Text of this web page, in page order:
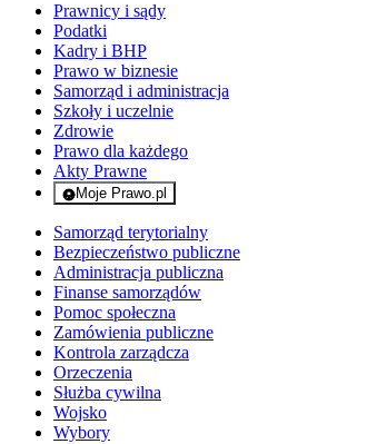
Prawnicy i sądy
Podatki
Kadry i BHP
Prawo w biznesie
Samorząd i administracja
Szkoły i uczelnie
Zdrowie
Prawo dla każdego
Akty Prawne
Moje Prawo.pl
- rejestracja i logowanie do serwisu
Samorząd terytorialny
Bezpieczeństwo publiczne
Administracja publiczna
Finanse samorządów
Pomoc społeczna
Zamówienia publiczne
Kontrola zarządcza
Orzeczenia
Służba cywilna
Wojsko
Wybory